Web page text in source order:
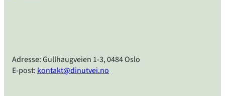
Adresse: Gullhaugveien 1-3, 0484 Oslo
E-post: kontakt@dinutvei.no